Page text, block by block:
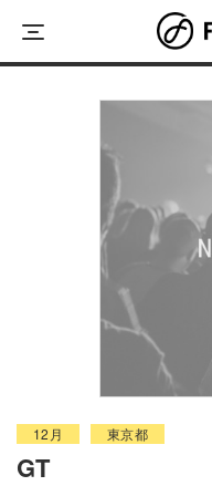
content
12月 東京都
GT